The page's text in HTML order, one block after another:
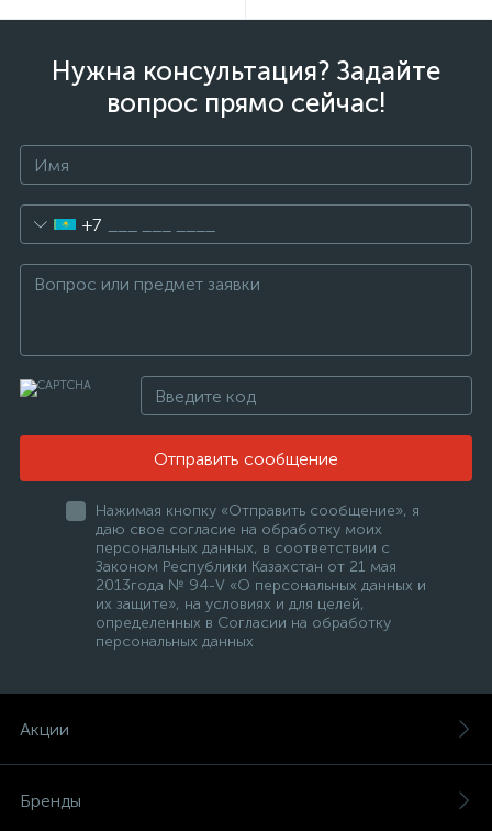
Нужна консультация? Задайте
вопрос прямо сейчас!
+7
Отправить сообщение
Нажимая кнопку «Отправить сообщение», я
даю свое согласие на обработку моих
персональных данных, в соответствии с
Законом Республики Казахстан от 21 мая
2013года № 94-V «О персональных данных и
их защите», на условиях и для целей,
определенных в Согласии на обработку
персональных данных
Акции
Бренды